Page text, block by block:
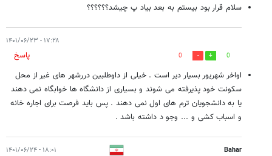
سلام قرار بود بیستم به بعد بیاد پ چیشد؟؟؟؟؟؟
۱۷:۲۸ - ۱۴۰۱/۰۶/۲۳
0
0
پاسخ
اواخر شهریور بسیار دیر است . خیلی از داوطلبین دررشهر های غیر از محل
سکونت خود پذیرفته می شوند و بسیاری از دانشگاه ها خوابگاه نمی دهند
یا به دانشجویان ترم های اول نمی دهند . پس باید فرصت برای اجاره خانه
و اسباب کشی و ... وجو د داشته باشد .
Bahar ۱۸:۰۱ - ۱۴۰۱/۰۶/۲۴